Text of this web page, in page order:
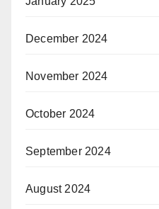
December 2024
November 2024
October 2024
September 2024
August 2024